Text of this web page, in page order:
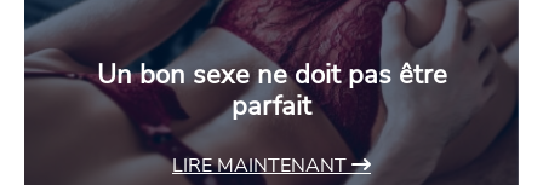
Un bon sexe ne doit pas être
parfait
LIRE MAINTENANT